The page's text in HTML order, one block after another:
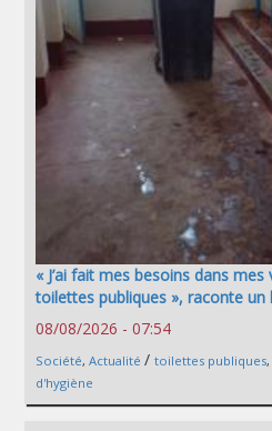
« J’ai fait mes besoins dans
toilettes publiques », raconte un
08/08/2026 - 07:54
Société, Actualité / toilettes publiques,
d'hygiène